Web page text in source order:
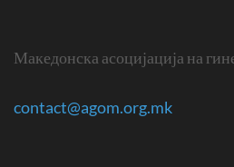
Македонска асоцијација на
contact@agom.org.mk